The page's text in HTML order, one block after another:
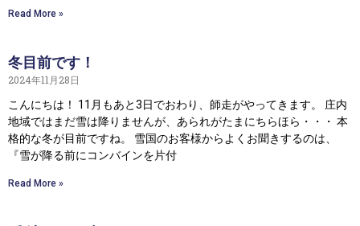
Read More »
冬目前です！
2024年11月28日
こんにちは！ 11月もあと3日でおわり、師走がやってきます。 庄内
地域ではまだ雪は降りませんが、あられがたまにちらほら・・・ 本
格的な冬が目前ですね。 雪国のお客様からよくお聞きするのは、
『雪が降る前にコンバインを片付
Read More »